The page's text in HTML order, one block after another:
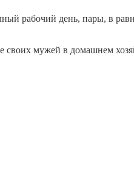
рабочий день, пары, в
своих мужей в домашнем